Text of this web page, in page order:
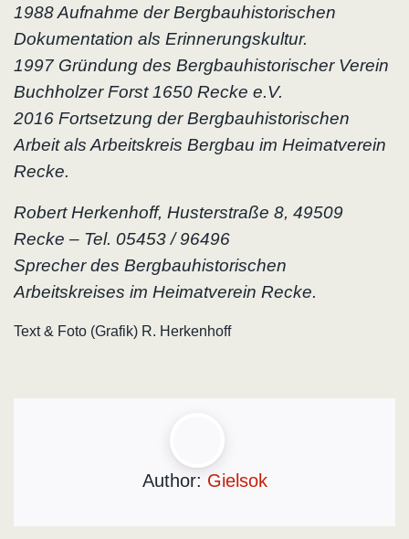
1988 Aufnahme der Bergbauhistorischen
Dokumentation als Erinnerungskultur.
1997 Gründung des Bergbauhistorischer Verein
Buchholzer Forst 1650 Recke e.V.
2016 Fortsetzung der Bergbauhistorischen
Arbeit als Arbeitskreis Bergbau im Heimatverein
Recke.
Robert Herkenhoff, Husterstraße 8, 49509
Recke – Tel. 05453 / 96496
Sprecher des Bergbauhistorischen
Arbeitskreises im Heimatverein Recke.
Text & Foto (Grafik) R. Herkenhoff
Author: Gielsok